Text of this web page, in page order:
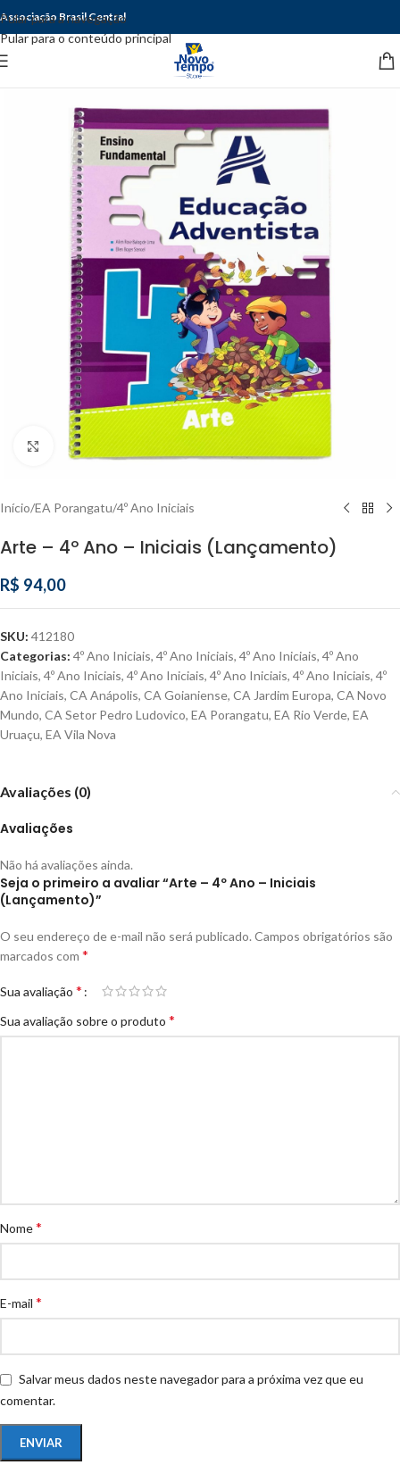
Pular para a navegação
Pular para o conteúdo principal
Associação Brasil Central
Clique para ampliar
Início/EA Porangatu/4º Ano Iniciais
Arte – 4º Ano – Iniciais (Lançamento)
R$ 94,00
SKU: 412180
Categorias: 4º Ano Iniciais, 4º Ano Iniciais, 4º Ano Iniciais, 4º Ano
Iniciais, 4º Ano Iniciais, 4º Ano Iniciais, 4º Ano Iniciais, 4º Ano Iniciais, 4º
Ano Iniciais, CA Anápolis, CA Goianiense, CA Jardim Europa, CA Novo
Mundo, CA Setor Pedro Ludovico, EA Porangatu, EA Rio Verde, EA
Uruaçu, EA Vila Nova
Avaliações (0)
Avaliações
Não há avaliações ainda.
Seja o primeiro a avaliar “Arte – 4º Ano – Iniciais
(Lançamento)”
O seu endereço de e-mail não será publicado. Campos obrigatórios são
marcados com *
Sua avaliação *
Sua avaliação sobre o produto *
Nome*
E-mail *
Salvar meus dados neste navegador para a próxima vez que eu
comentar.